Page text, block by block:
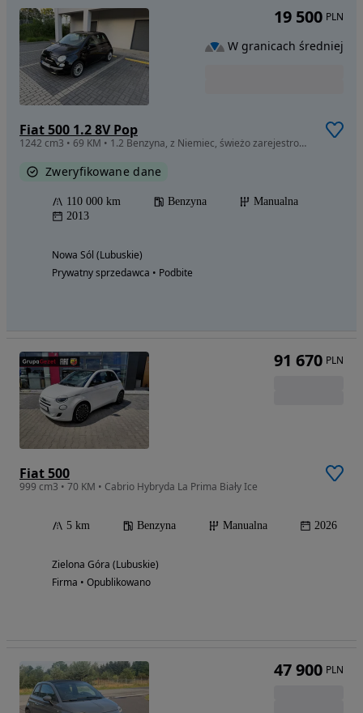
Fiat 500 1.2 8V Pop
1242 cm3 • 69 KM • 1.2 Benzyna, z Niemiec, świeżo zarejestrowany i ubezpieczony
Zweryfikowane dane
110 000 km Benzyna
Manualna
2013
Nowa Sól (Lubuskie)
Prywatny sprzedawca • Podbite
19 500 PLN
W granicach średniej
Fiat 500
999 cm3 • 70 KM • Cabrio Hybryda La Prima Biały Ice
5 km Benzyna Manualna 2026
Zielona Góra (Lubuskie)
Firma • Opublikowano
91 670 PLN
47 900 PLN